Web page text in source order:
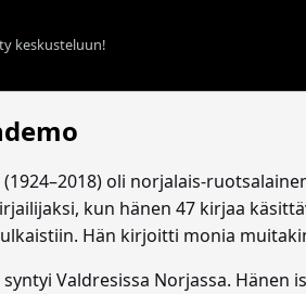
keskusteluun!
oli norjalais-
kun hänen 47 kirjaa
Hän kirjoitti monia
Valdresissa Norjassa.